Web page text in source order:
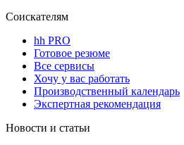
Соискателям
hh PRO
Готовое резюме
Все сервисы
Хочу у вас работать
Производственный календарь
Экспертная рекомендация
Новости и статьи